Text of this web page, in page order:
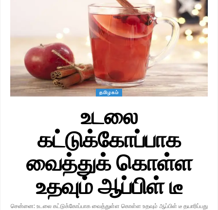
தமிழகம்
உடலை
கட்டுக்கோப்பாக
வைத்துக் கொள்ள
உதவும் ஆப்பிள் டீ
சென்னை: உடலை கட்டுக்கோப்பாக வைத்துள்ள கொள்ள உதவும் ஆப்பிள் டீ தயாரிப்பது